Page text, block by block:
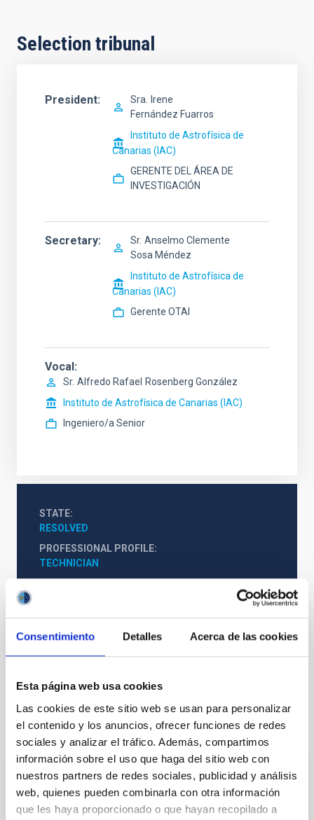
Consentimiento Detalles Acerca de las cookies
Esta página web usa cookies
Las cookies de este sitio web se usan para personalizar
el contenido y los anuncios, ofrecer funciones de redes
sociales y analizar el tráfico. Además, compartimos
información sobre el uso que haga del sitio web con
nuestros partners de redes sociales, publicidad y análisis
web, quienes pueden combinarla con otra información
que les haya proporcionado o que hayan recopilado a
Selection tribunal
President Sra.
Irene
Fernández Fuarros
Instituto de Astrofísica de
Canarias (IAC)
GERENTE DEL ÁREA DE
INVESTIGACIÓN
Secretary Sr. Anselmo Clemente
Sosa Méndez
Instituto de Astrofísica de
Canarias (IAC)
Gerente OTAI
Vocal
Sr. Alfredo Rafael
Rosenberg González
Instituto de Astrofísica de Canarias (IAC)
Ingeniero/a Senior
STATE
RESOLVED
PROFESSIONAL PROFILE
TECHNICIAN
MASTER'S DEGREE (QF-EHEA SECOND CYCLE)
It may interest you
INDEFINITE CONTRACT
Dos contratos - Ingeniería Especialidad